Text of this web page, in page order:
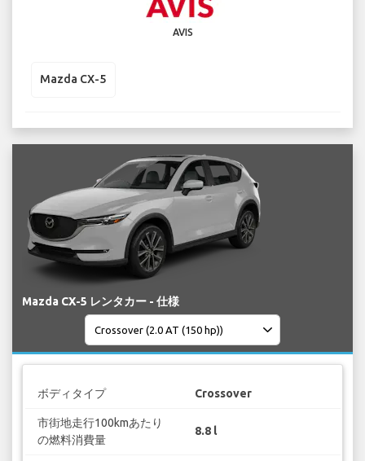
AVIS
Mazda CX-5
Mazda CX-5 レンタカー - 仕様
ボディタイプ Crossover
市街地走行100kmあたり
の燃料消費量
8.8 l